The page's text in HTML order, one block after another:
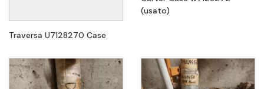
Traversa U7128270 Case
(usato)